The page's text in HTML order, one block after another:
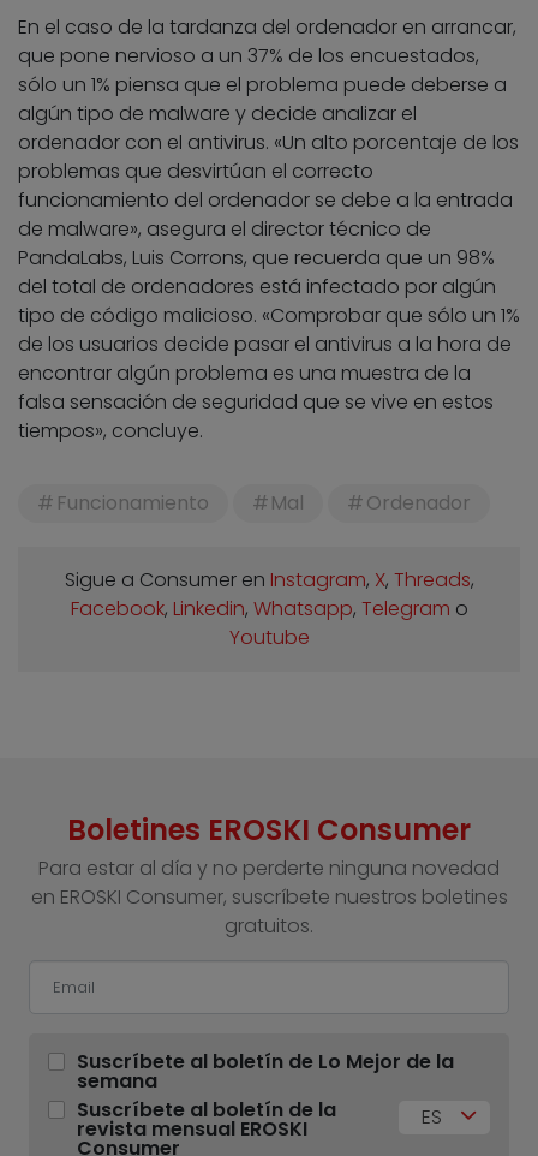
En el caso de la tardanza del ordenador en arrancar,
que pone nervioso a un 37% de los encuestados,
sólo un 1% piensa que el problema puede deberse a
algún tipo de malware y decide analizar el
ordenador con el antivirus. «Un alto porcentaje de los
problemas que desvirtúan el correcto
funcionamiento del ordenador se debe a la entrada
de malware», asegura el director técnico de
PandaLabs, Luis Corrons, que recuerda que un 98%
del total de ordenadores está infectado por algún
tipo de código malicioso. «Comprobar que sólo un 1%
de los usuarios decide pasar el antivirus a la hora de
encontrar algún problema es una muestra de la
falsa sensación de seguridad que se vive en estos
tiempos», concluye.
Funcionamiento Mal Ordenador
Sigue a Consumer en Instagram, X, Threads,
Facebook, Linkedin, Whatsapp, Telegram o
Youtube
Boletines EROSKI Consumer
Para estar al día y no perderte ninguna novedad
en EROSKI Consumer, suscríbete nuestros boletines
gratuitos.
Suscríbete al boletín de Lo Mejor de la
semana
Suscríbete al boletín de la
revista mensual EROSKI
Consumer
ES